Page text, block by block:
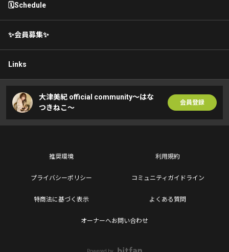
🗓Schedule
✨会員募集✨
Links
大津美紀 official community〜はな
つきねこ〜
会員登録
推奨環境 利用規約
プライバシーポリシー コミュニティガイドライン
特商法に基づく表示 よくある質問
オーナーへお問い合わせ